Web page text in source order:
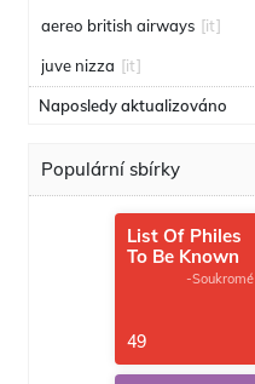
aereo british airways [it]
juve nizza [it]
Naposledy aktualizováno
Populární sbírky
List Of Philes
To Be Known
-Soukromé
49